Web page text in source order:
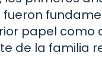
fueron
papel como
de la familia